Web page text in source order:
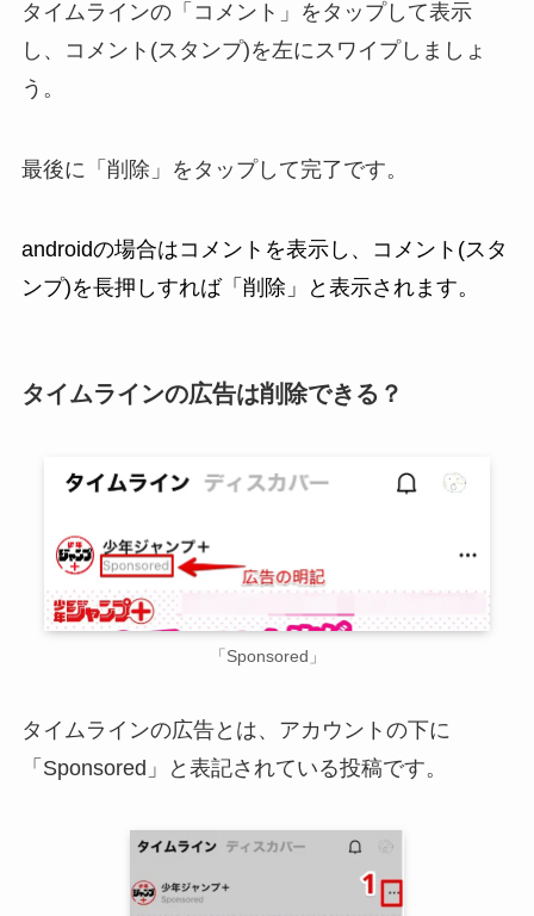
タイムラインの「コメント」をタップして表示
し、コメント(スタンプ)を左にスワイプしましょ
う。
最後に「削除」をタップして完了です。
androidの場合はコメントを表示し、コメント(スタ
ンプ)を長押しすれば「削除」と表示されます。
タイムラインの広告は削除できる？
「Sponsored」
タイムラインの広告とは、アカウントの下に
「Sponsored」と表記されている投稿です。